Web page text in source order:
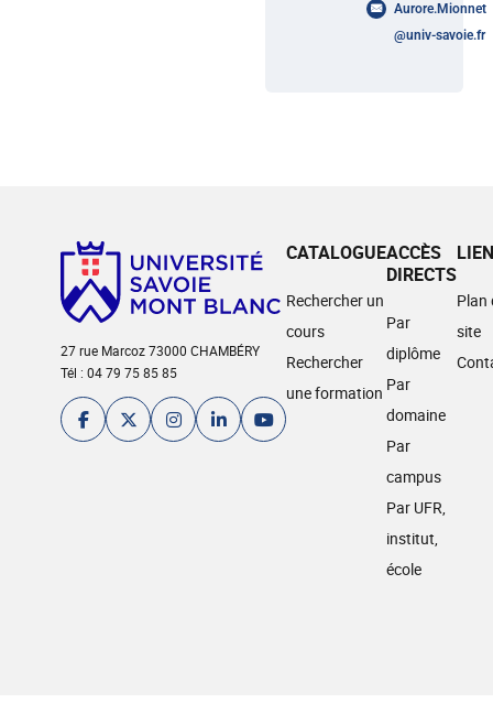
Aurore.Mionnet
@univ-savoie.fr
27 rue Marcoz 73000 CHAMBÉRY
Tél : 04 79 75 85 85
CATALOGUE
Rechercher un
cours
Rechercher
une formation
ACCÈS
DIRECTS
Par
diplôme
Par
domaine
Par
campus
Par UFR,
institut,
école
Plan
site